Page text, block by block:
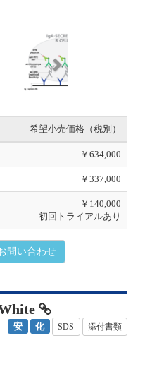
x
￥634,000
初回トライアルあり
問い合わせ
安 化 SDS 添付書類